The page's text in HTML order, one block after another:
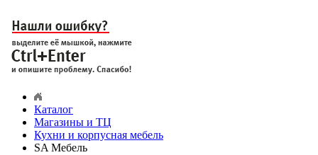
Каталог
Магазины и ТЦ
Кухни и корпусная мебель
SA Мебель